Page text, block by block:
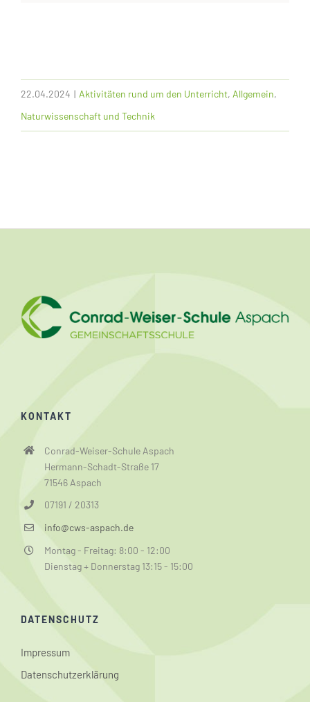
22.04.2024 | Aktivitäten rund um den Unterricht, Allgemein,
Naturwissenschaft und Technik
KONTAKT
Conrad-Weiser-Schule Aspach
Hermann-Schadt-Straße 17
71546 Aspach
07191 / 20313
info@cws-aspach.de
Montag - Freitag: 8:00 - 12:00
Dienstag + Donnerstag 13:15 - 15:00
DATENSCHUTZ
Impressum
Datenschutzerklärung